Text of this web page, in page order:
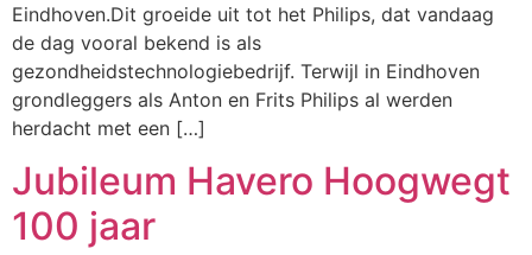
Eindhoven.Dit groeide uit tot het Philips, dat vandaag
de dag vooral bekend is als
gezondheidstechnologiebedrijf. Terwijl in Eindhoven
grondleggers als Anton en Frits Philips al werden
herdacht met een […]
Jubileum Havero Hoogwegt
100 jaar